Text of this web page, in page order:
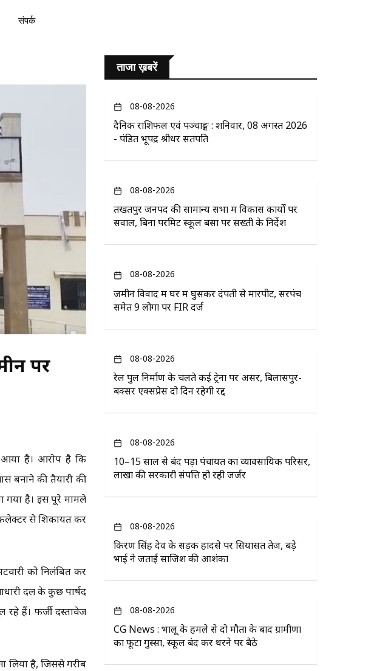
संपर्क
पर
आया है। आरोप है कि
बनाने की तैयारी की
गया है। इस पूरे मामले
कलेक्टर से शिकायत कर
को निलंबित कर
दल के कुछ पार्षद
हैं। फर्जी दस्तावेज
लिया है, जिससे गरीब
ताजा ख़बरें
08-08-2026
दैनिक राशिफल एवं पञ्चाङ्ग : शनिवार, 08 अगस्त 2026
- पंडित भूपेंद्र श्रीधर सतपति
08-08-2026
तखतपुर जनपद की सामान्य सभा में विकास कार्यों पर
सवाल, बिना परमिट स्कूल बसों पर सख्ती के निर्देश
08-08-2026
जमीन विवाद में घर में घुसकर दंपती से मारपीट, सरपंच
समेत 9 लोगों पर FIR दर्ज
08-08-2026
रेल पुल निर्माण के चलते कई ट्रेनों पर असर, बिलासपुर-
बक्सर एक्सप्रेस दो दिन रहेगी रद्द
08-08-2026
10–15 साल से बंद पड़ा पंचायत का व्यावसायिक परिसर,
लाखों की सरकारी संपत्ति हो रही जर्जर
08-08-2026
किरण सिंह देव के सड़क हादसे पर सियासत तेज, बड़े
भाई ने जताई साजिश की आशंका
08-08-2026
CG News : भालू के हमले से दो मौतों के बाद ग्रामीणों
का फूटा गुस्सा, स्कूल बंद कर धरने पर बैठे